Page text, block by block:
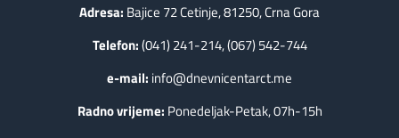
Adresa: Bajice 72 Cetinje, 81250, Crna Gora
Telefon:(041) 241-214, (067) 542-744
e-mail: info@dnevnicentarct.me
Radno vrijeme: Ponedeljak-Petak, 07h-15h